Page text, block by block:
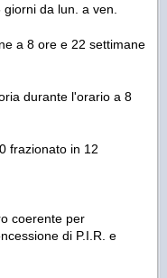
da lun. a ven.
a 8 ore e 22 settimane
durante l'orario a 8
frazionato in 12
coerente per
di P.I.R. e